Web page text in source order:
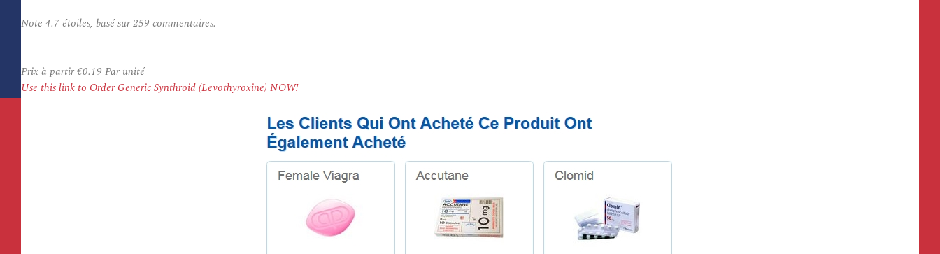
Note 4.7étoiles, basé sur259 commentaires.
Prix à partir€0.19 Par unité
Use this link to Order Generic Synthroid (Levothyroxine) NOW!